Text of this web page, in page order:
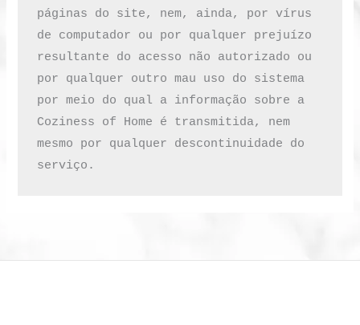
páginas do site, nem, ainda, por vírus
de computador ou por qualquer prejuízo
resultante do acesso não autorizado ou
por qualquer outro mau uso do sistema
por meio do qual a informação sobre a
Coziness of Home é transmitida, nem
mesmo por qualquer descontinuidade do
serviço.